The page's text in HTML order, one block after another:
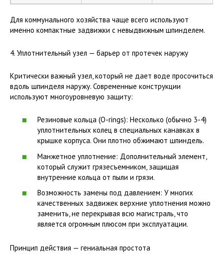
Для коммунального хозяйства чаще всего используют
именно компактные задвижки с невыдвижным шпинделем.
4. Уплотнительный узел — барьер от протечек наружу
Критически важный узел, который не дает воде просочиться
вдоль шпинделя наружу. Современные конструкции
используют многоуровневую защиту:
Резиновые кольца (O-rings): Несколько (обычно 3-4)
уплотнительных колец в специальных канавках в
крышке корпуса. Они плотно обжимают шпиндель.
Манжетное уплотнение: Дополнительный элемент,
который служит грязесъемником, защищая
внутренние кольца от пыли и грязи.
Возможность замены под давлением: У многих
качественных задвижек верхние уплотнения можно
заменить, не перекрывая всю магистраль, что
является огромным плюсом при эксплуатации.
Принцип действия — гениальная простота